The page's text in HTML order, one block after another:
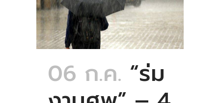
06 ก.ค. “ร่ม